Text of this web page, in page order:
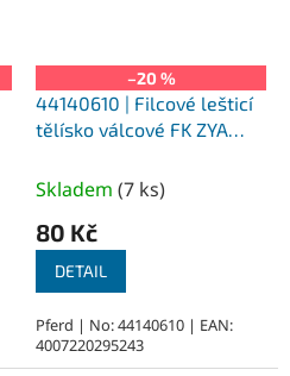
–20 %
44140610 | Filcové lešticí
tělísko válcové FK ZYA
tvrdé)
Skladem (7 ks)
80 Kč
DETAIL
Pferd | No: 44140610 | EAN:
4007220295243